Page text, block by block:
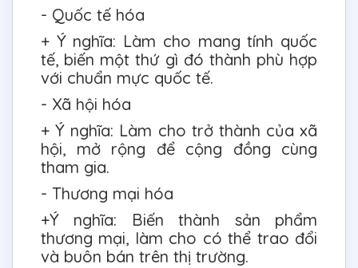
- Quốc tế hóa
+ Ý nghĩa: Làm cho mang tính quốc
tế, biến một thứ gì đó thành phù hợp
với chuẩn mực quốc tế.
- Xã hội hóa
+ Ý nghĩa: Làm cho trở thành của xã
hội, mở rộng để cộng đồng cùng
tham gia.
- Thương mại hóa
+Ý nghĩa: Biến thành sản phẩm
thương mại, làm cho có thể trao đổi
và buôn bán trên thị trường.